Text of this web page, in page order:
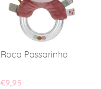
Roca Passarinho
€9,95